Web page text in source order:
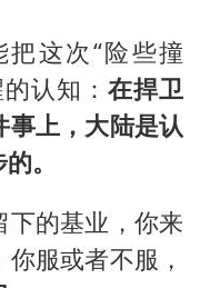
这次“险些撞
认知： 在捍卫
上，大陆是认
。
下的基业，你来
服或者不服，